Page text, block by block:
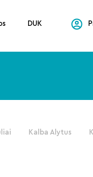
DUK
Kalba Alytus